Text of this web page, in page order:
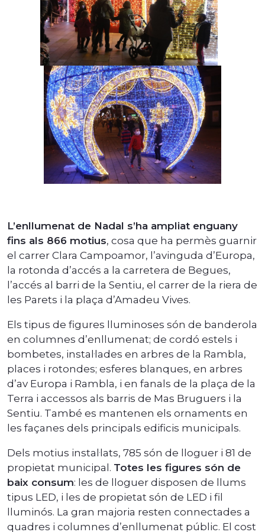
L’enllumenat de Nadal s’ha ampliat enguany
fins als 866 motius, cosa que ha permès guarnir
el carrer Clara Campoamor, l’avinguda d’Europa,
la rotonda d’accés a la carretera de Begues,
l’accés al barri de la Sentiu, el carrer de la riera de
les Parets i la plaça d’Amadeu Vives.
Els tipus de figures lluminoses són de banderola
en columnes d’enllumenat; de cordó estels i
bombetes, instal·lades en arbres de la Rambla,
places i rotondes; esferes blanques, en arbres
d’av Europa i Rambla, i en fanals de la plaça de la
Terra i accessos als barris de Mas Bruguers i la
Sentiu. També es mantenen els ornaments en
les façanes dels principals edificis municipals.
Dels motius instal·lats, 785 són de lloguer i 81 de
propietat municipal. Totes les figures són de
baix consum: les de lloguer disposen de llums
tipus LED, i les de propietat són de LED i fil
lluminós. La gran majoria resten connectades a
quadres i columnes d’enllumenat públic. El cost